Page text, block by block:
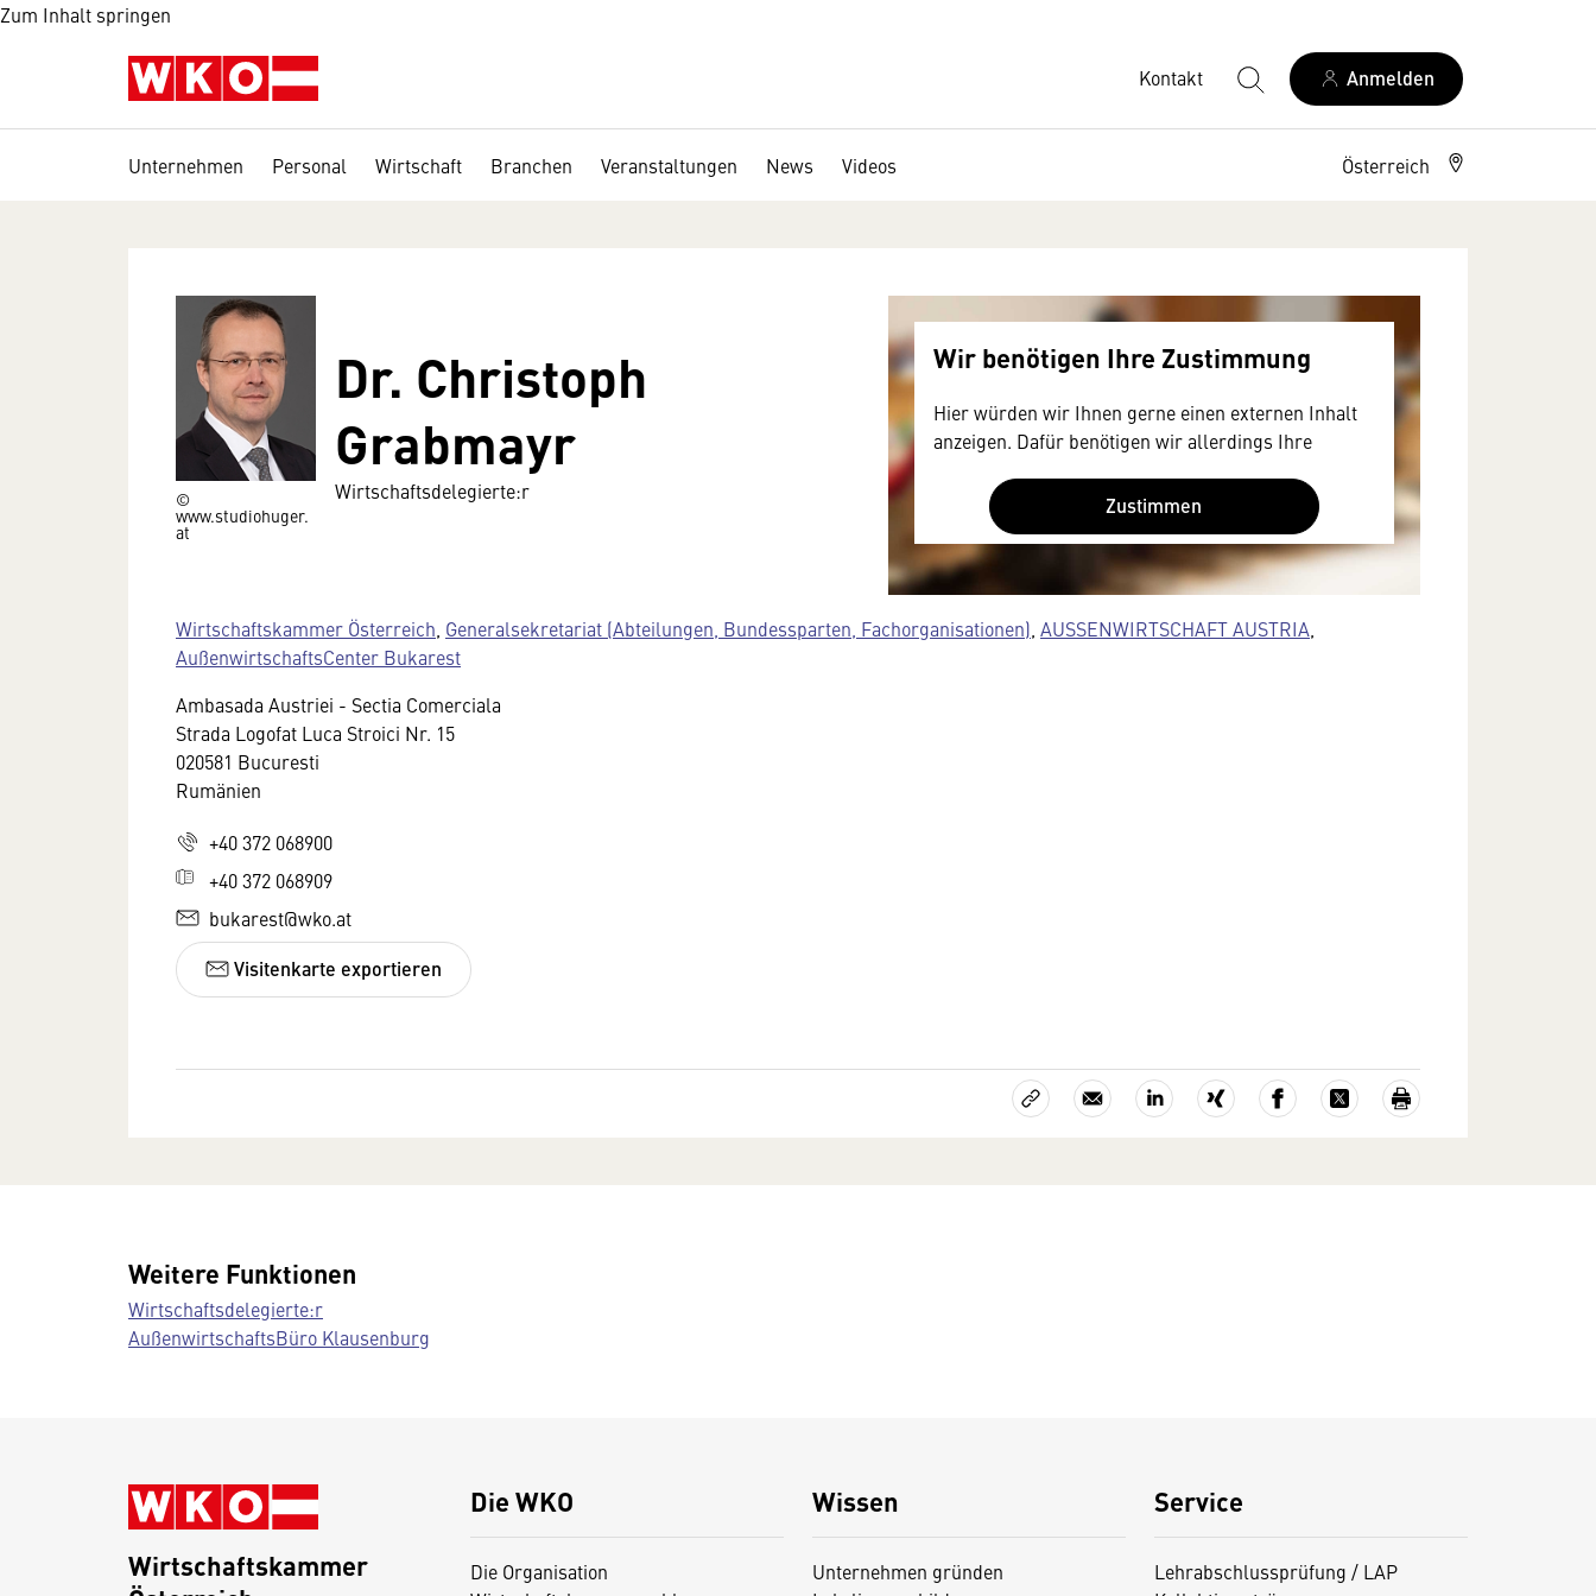
Zum Inhalt springen
Kontakt Anmelden
Unternehmen Personal Wirtschaft Branchen Veranstaltungen News Videos Österreich
©
www.studiohuger.
at
Dr. Christoph
Grabmayr
Wirtschaftsdelegierte:r
Wir benötigen Ihre Zustimmung
Hier würden wir Ihnen gerne einen externen Inhalt
anzeigen. Dafür benötigen wir allerdings Ihre
technische Daten zu Geräten und Nutzerverhalten
mitunter mit US-amerikanischen Anbietern
austauscht.
Diese Daten unterliegen keinem dem EU-
insbesondere kann die US-amerikanische
Zustimmen
Wirtschaftskammer Österreich Generalsekretariat (Abteilungen, Bundessparten, Fachorganisationen) AUSSENWIRTSCHAFT AUSTRIA
AußenwirtschaftsCenter Bukarest
Ambasada Austriei - Sectia Comerciala
Strada Logofat Luca Stroici Nr. 15
020581 Bucuresti
Rumänien
+40 372 068900
+40 372 068909
bukarest@wko.at
Visitenkarte exportieren
Weitere Funktionen
Wirtschaftsdelegierte:r
AußenwirtschaftsBüro Klausenburg
Die WKO
Die Organisation
Wissen
Unternehmen gründen
Service
Lehrabschlussprüfung / LAP
Wirtschaftskammer